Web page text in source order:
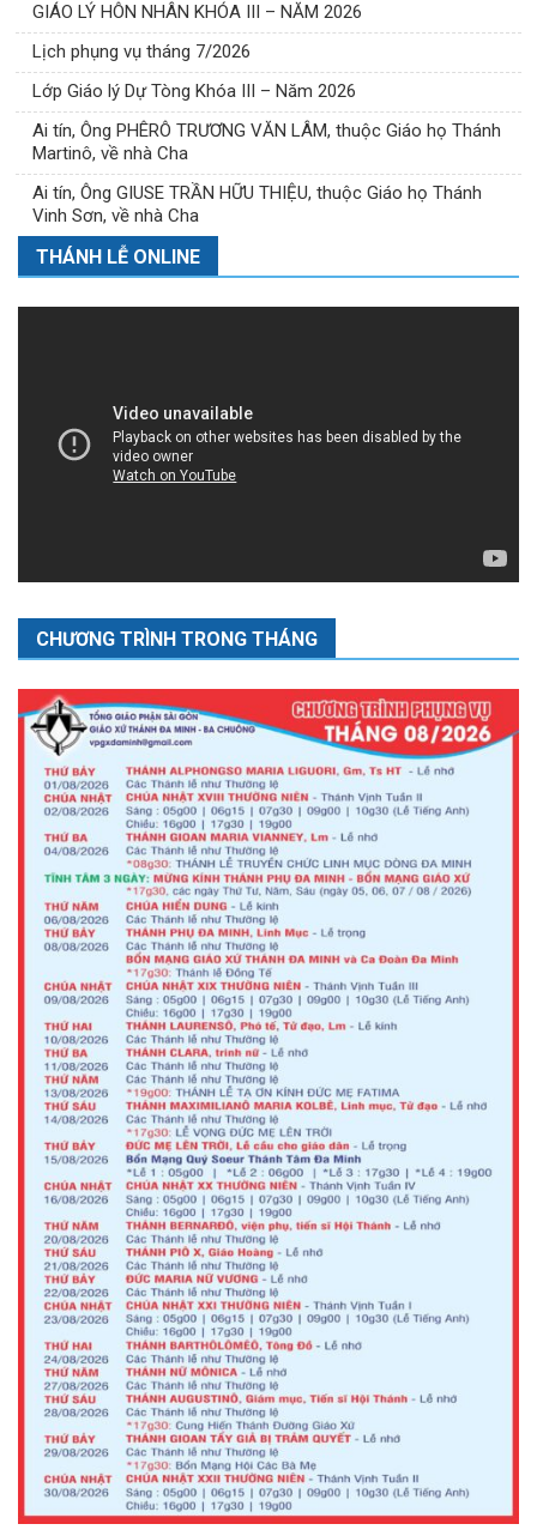
GIÁO LÝ HÔN NHÂN KHÓA III – NĂM 2026
Lịch phụng vụ tháng 7/2026
Lớp Giáo lý Dự Tòng Khóa III – Năm 2026
Ai tín, Ông PHÊRÔ TRƯƠNG VĂN LÂM, thuộc Giáo họ Thánh
Martinô, về nhà Cha
Ai tín, Ông GIUSE TRẦN HỮU THIỆU, thuộc Giáo họ Thánh
Vinh Sơn, về nhà Cha
THÁNH LỄ ONLINE
CHƯƠNG TRÌNH TRONG THÁNG